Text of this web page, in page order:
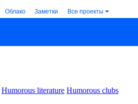
Облако Заметки Все проекты
Humorous literature Humorous clubs